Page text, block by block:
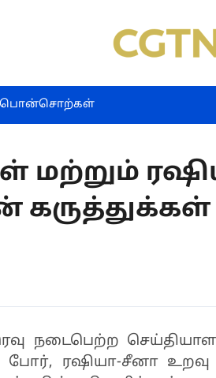
பொன்சொற்கள்
மற்றும்
கருத்துக்கள்
நடைபெற்ற
ரஷியா-சீனா